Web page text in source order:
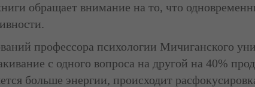
обращает внимание на то, что
профессора психологии Мичиганского
с одного вопроса на другой на 40%
больше энергии, происходит